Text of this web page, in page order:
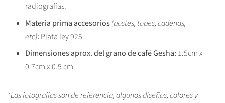
radiografías.
Materia prima accesorios(postes, topes, cadenas,
etc): Plata ley 925.
Dimensiones aprox. del grano de café Gesha: 1.5cm x
0.7cmx 0.5 cm.
*Las fotografías son de referencia, algunos diseños, colores y